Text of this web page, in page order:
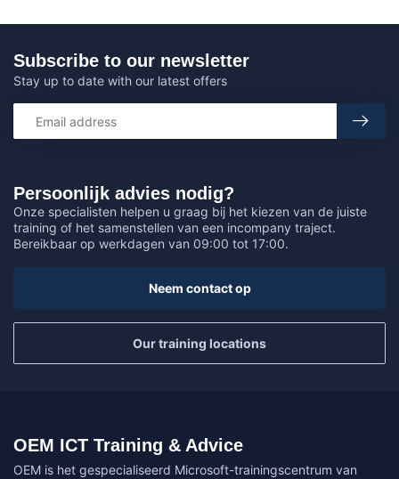
Persoonlijk advies nodig?
Onze specialisten helpen u graag bij het kiezen van de juiste
training of het samenstellen van een incompany traject.
Bereikbaar op werkdagen van 09:00 tot 17:00.
Neem contact op
Our training locations
Subscribe to our newsletter
Stay up to date with our latest offers
OEM ICT Training & Advice
OEM is het gespecialiseerd Microsoft-trainingscentrum van